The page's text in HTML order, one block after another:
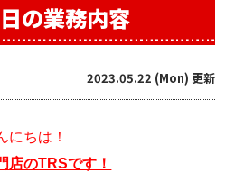
の業務内容
2023.05.22 (Mon) 更新
にちは！
店のTRSです！